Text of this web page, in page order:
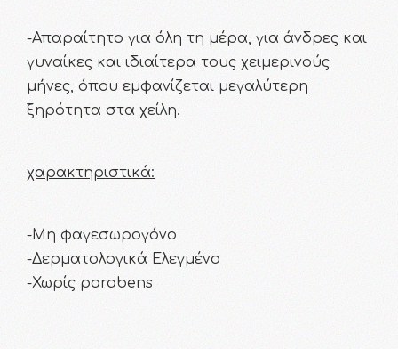
-Απαραίτητο για όλη τη μέρα, για άνδρες και
γυναίκες και ιδιαίτερα τους χειμερινούς
μήνες, όπου εμφανίζεται μεγαλύτερη
ξηρότητα στα χείλη.
χαρακτηριστικά:
-Μη φαγεσωρογόνο
-Δερματολογικά Ελεγμένο
-Χωρίς parabens